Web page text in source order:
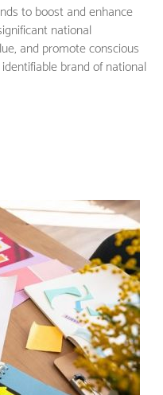
to boost and enhance
national
and promote conscious
brand of national